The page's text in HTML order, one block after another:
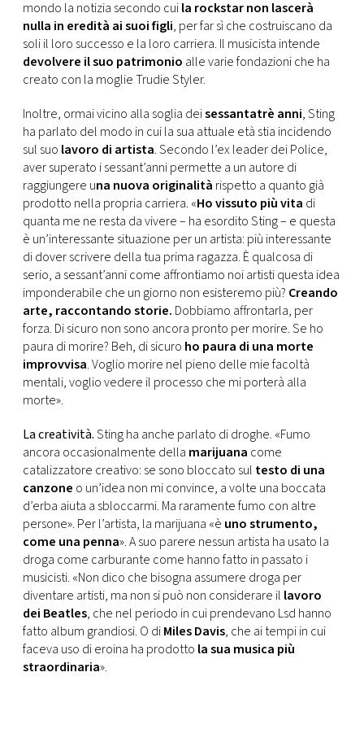
CONSIGLIA
mondo la notizia secondo cuila rockstar non lascerà
nulla in eredità ai suoi figli, per far sì che costruiscano da
soli il loro successo e la loro carriera. Il musicista intende
devolvere il suo patrimonio alle varie fondazioni che ha
creato con la moglie Trudie Styler.
Inoltre, ormai vicino alla soglia deisessantatrè anni, Sting
ha parlato del modo in cui la sua attuale età stia incidendo
sul suo lavoro di artista. Secondo l’ex leader dei Police,
aver superato i sessant’anni permette a un autore di
raggiungere una nuova originalità rispetto a quanto già
prodotto nella propria carriera. «Ho vissuto più vita di
quanta me ne resta da vivere – ha esordito Sting – e questa
è un’interessante situazione per un artista: più interessante
di dover scrivere della tua prima ragazza. È qualcosa di
serio, a sessant’anni come affrontiamo noi artisti questa idea
imponderabile che un giorno non esisteremo più? Creando
arte, raccontando storie. Dobbiamo affrontarla, per
forza. Di sicuro non sono ancora pronto per morire. Se ho
paura di morire? Beh, di sicuro ho paura di una morte
improvvisa. Voglio morire nel pieno delle mie facoltà
mentali, voglio vedere il processo che mi porterà alla
morte».
La creatività.Sting ha anche parlato di droghe. «Fumo
ancora occasionalmente della marijuana come
catalizzatore creativo: se sono bloccato sul testo di una
canzone o un’idea non mi convince, a volte una boccata
d’erba aiuta a sbloccarmi. Ma raramente fumo con altre
persone». Per l’artista, la marijuana «è uno strumento,
come una penna». A suo parere nessun artista ha usato la
droga come carburante come hanno fatto in passato i
musicisti. «Non dico che bisogna assumere droga per
diventare artisti, ma non si può non considerare il lavoro
dei Beatles, che nel periodo in cui prendevano Lsd hanno
fatto album grandiosi. O diMiles Davis, che ai tempi in cui
faceva uso di eroina ha prodotto la sua musica più
straordinaria».